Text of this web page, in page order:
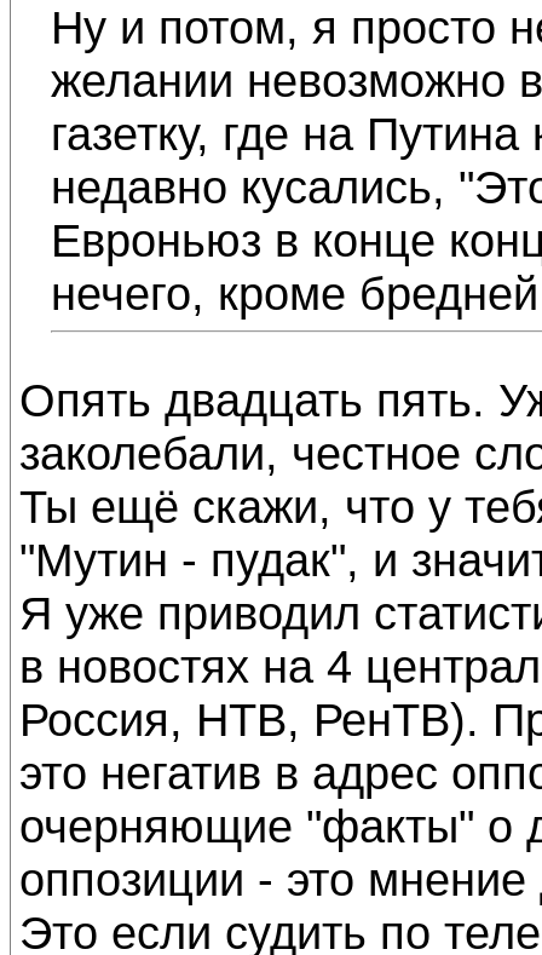
Ну и потом, я просто
желании невозможно
газетку, где на
недавно кусались,
Евроньюз в конце
нечего, кроме
Опять двадцать пять.
заколебали, честное
Ты ещё скажи, что у
"Мутин - пудак", и
Я уже приводил
в новостях на 4
Россия, НТВ, РенТВ).
это негатив в адрес
очерняющие "факты" о
оппозиции - это
Это если судить по